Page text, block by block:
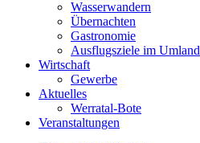
Wasserwandern
Übernachten
Gastronomie
Ausflugsziele im Umland
Wirtschaft
Gewerbe
Aktuelles
Werratal-Bote
Veranstaltungen